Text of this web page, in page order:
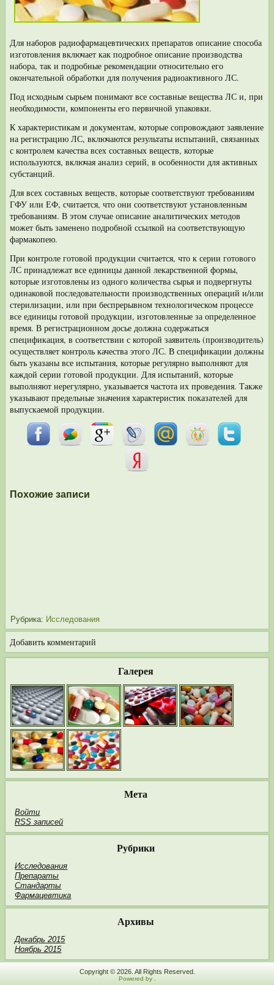
Для наборов радиофармацевтических препаратов описание способа
изго­товления включает как подробное описание производства
набора, так и подроб­ные рекомендации относительно его
окончательной обработки для получения радиоактивного ЛС.
Под исходным сырьем понимают все составные вещества ЛС и, при
необхо­димости, компоненты его первичной упаковки.
К характеристикам и документам, которые сопровождают заявление
на ре­гистрацию ЛС, включаются результаты испытаний, связанных
с контролем ка­чества всех составных веществ, которые
используются, включая анализ серий, в особенности для активных
субстанций.
Для всех составных веществ, которые соответствуют требованиям
ГФУ или ЕФ, считается, что они соответствуют установленным
требованиям. В этом слу­чае описание аналитических методов
может быть заменено подробной ссылкой на соответствующую
фармакопею.
При контроле готовой продукции считается, что к серии готового
ЛС принадле­жат все единицы данной лекарственной формы,
которые изготовлены из одного ко­личества сырья и подвергнуты
одинаковой последовательности производственных операций и/или
стерилизации, или при беспрерывном технологическом процессе
все единицы готовой продукции, изготовленные за определенное
время. В регистрационном досье должна содержаться
спецификация, в соответс­твии с которой заявитель (производитель)
осуществляет контроль качества это­го ЛС. В спецификации должны
быть указаны все испытания, которые регуляр­но выполняют для
каждой серии готовой продукции. Для испытаний, которые
выполняют нерегулярно, указывается частота их проведения. Также
указывают предельные значения характеристик показателей для
выпускаемой продукции.
Похожие записи
Рубрика: Исследования
Добавить комментарий
Галерея
Мета
Войти
RSS записей
Рубрики
Исследования
Препараты
Стандарты
Фармацевтика
Архивы
Декабрь 2015
Ноябрь 2015
Copyright © 2026. All Rights Reserved.
Powered by